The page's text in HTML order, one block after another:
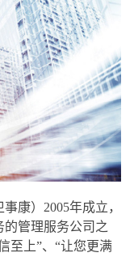
康）2005年成立，
管理服务公司之
至上”、“让您更满